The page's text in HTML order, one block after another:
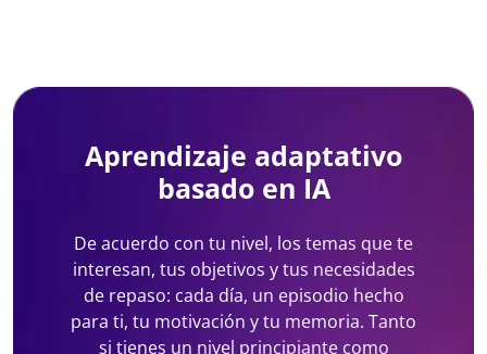
Aprendizaje adaptativo
basado en IA
De acuerdo con tu nivel, los temas que te
interesan, tus objetivos y tus necesidades
de repaso: cada día, un episodio hecho
para ti, tu motivación y tu memoria. Tanto
si tienes un nivel principiante como